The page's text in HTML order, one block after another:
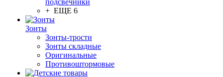
подсвечники
+ ЕЩЕ 6
Зонты
Зонты-трости
Зонты складные
Оригинальные
Противоштормовые